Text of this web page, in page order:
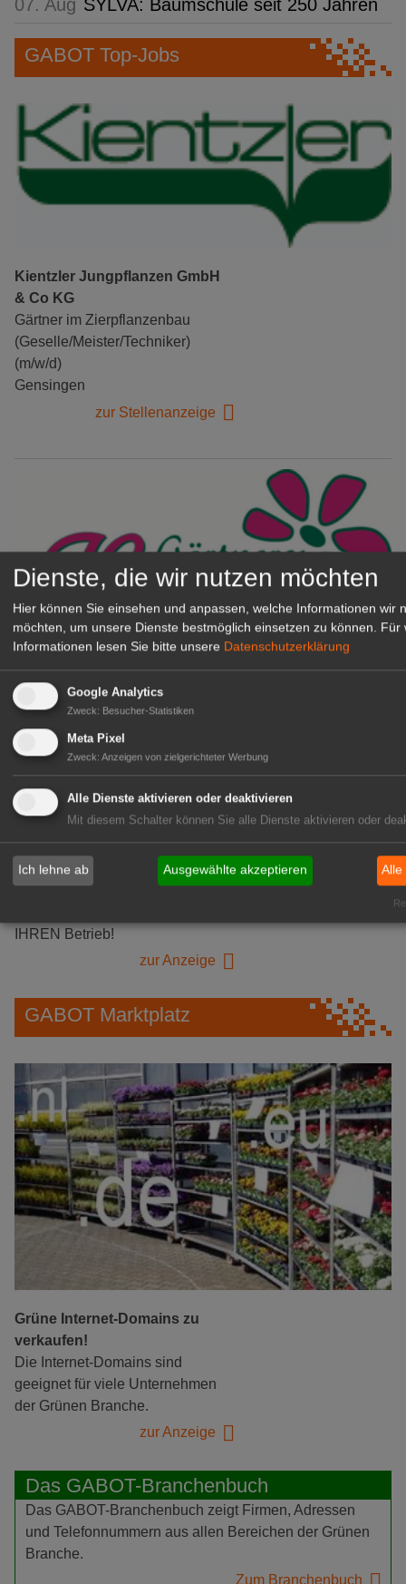
07. Aug SYLVA: Baumschule seit 250 Jahren
GABOT Top-Jobs
Kientzler Jungpflanzen GmbH
& Co KG
Gärtner im Zierpflanzenbau
(Geselle/Meister/Techniker)
(m/w/d)
Gensingen
zur Stellenanzeige
Mitarbeiter (m/w/d) für unsere
Logistikhalle
Herongen
zur Stellenanzeige
GABOT Immobilienangebote
1A-Lage, ihre Chance in der
grünen Branche
IHREN Betrieb!
zur Anzeige
GABOT Marktplatz
Grüne Internet-Domains zu
verkaufen!
Die Internet-Domains sind
geeignet für viele Unternehmen
der Grünen Branche.
zur Anzeige
Das GABOT-Branchenbuch
Das GABOT-Branchenbuch zeigt Firmen, Adressen
und Telefonnummern aus allen Bereichen der Grünen
Branche.
Zum Branchenbuch
Dienste, die wir nutzen möchten
Hier können Sie einsehen und anpassen, welche Informationen wir
möchten, um unsere Dienste bestmöglich einsetzen zu können. Für
Informationen lesen Sie bitte unsere Datenschutzerklärung
Google Analytics
Zweck: Besucher-Statistiken
Meta Pixel
Zweck: Anzeigen von zielgerichteter Werbung
Alle Dienste aktivieren oder deaktivieren
Mit diesem Schalter können Sie alle Dienste aktivieren oder
Ich lehne ab Ausgewählte akzeptieren Alle